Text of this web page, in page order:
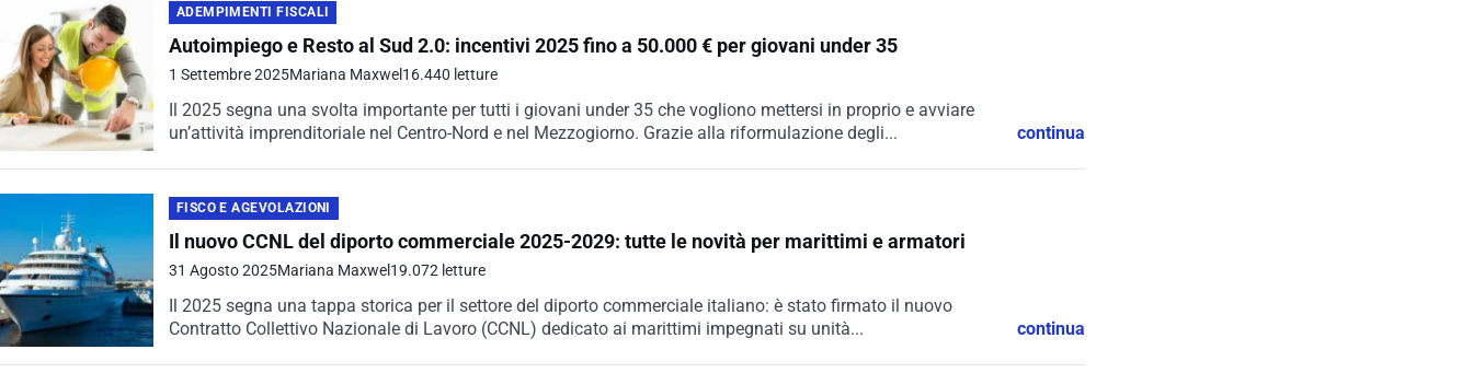
ADEMPIMENTI FISCALI
Autoimpiego e Resto al Sud 2.0: incentivi 2025 fino a 50.000 € per giovani under 35
1 Settembre 2025Mariana Maxwel 16.440 letture
Il 2025 segna una svolta importante per tutti i giovani under 35 che vogliono mettersi in proprio e avviare
un’attività imprenditoriale nel Centro-Nord e nel Mezzogiorno. Grazie alla riformulazione degli...
continua
FISCO E AGEVOLAZIONI
Il nuovo CCNL del diporto commerciale 2025-2029: tutte le novità per marittimi e armatori
31 Agosto 2025Mariana Maxwel 19.072 letture
Il 2025 segna una tappa storica per il settore del diporto commerciale italiano: è stato firmato il nuovo
Contratto Collettivo Nazionale di Lavoro (CCNL) dedicato ai marittimi impegnati su unità...
continua